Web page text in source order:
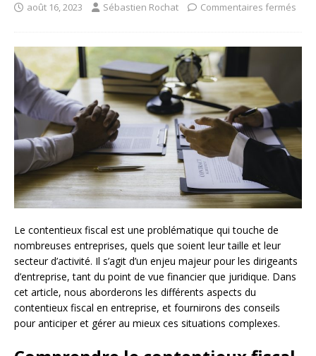
août 16, 2023 Sébastien Rochat Commentaires fermés
Le contentieux fiscal est une problématique qui touche de
nombreuses entreprises, quels que soient leur taille et leur
secteur d’activité. Il s’agit d’un enjeu majeur pour les dirigeants
d’entreprise, tant du point de vue financier que juridique. Dans
cet article, nous aborderons les différents aspects du
contentieux fiscal en entreprise, et fournirons des conseils
pour anticiper et gérer au mieux ces situations complexes.